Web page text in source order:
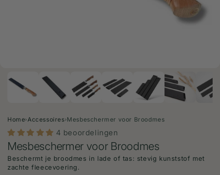
openen
Home›Accessoires›Mesbeschermer voor Broodmes
4 beoordelingen
Mesbeschermer voor Broodmes
Beschermt je broodmes in lade of tas: stevig kunststof met
zachte fleecevoering.